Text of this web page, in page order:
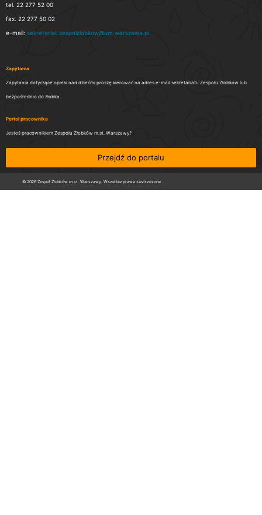
tel. 22 277 52 00
fax. 22 277 50 02
e-mail: sekretariat.zespolzlobkow@um.warszawa.pl
Zapytania
Zapytania dotyczące opieki nad dziećmi proszę kierować na adres e-mail sekretariatu Zespołu Żłobków lub
bezpośrednio do żłobka.
Portal pracownika
Jesteś pracownikiem Zespołu Żłobków m.st. Warszawy?
Przejdź do portalu
© 2026 Zespół Żłobków m.st. Warszawy. Wszelkie prawa zastrzeżone